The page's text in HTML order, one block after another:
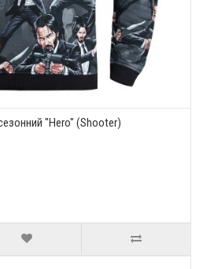
"Hero" (Shooter)